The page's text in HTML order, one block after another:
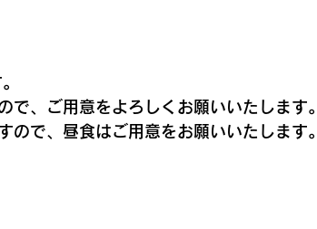
、ご用意をよろしくお願いいたします。
で、昼食はご用意をお願いいたします。